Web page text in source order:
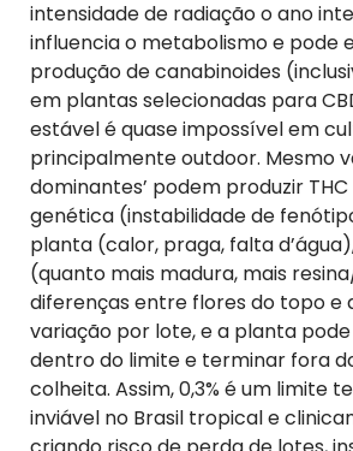
intensidade de radiação o ano
influencia o metabolismo e pode
produção de canabinoides
em plantas selecionadas para
estável é quase impossível em
principalmente outdoor. Mesmo
dominantes’ podem produzir
genética (instabilidade de
planta (calor, praga, falta
(quanto mais madura, mais
diferenças entre flores do topo e
variação por lote, e a planta
dentro do limite e terminar fora
colheita. Assim, 0,3% é um limite
inviável no Brasil tropical e